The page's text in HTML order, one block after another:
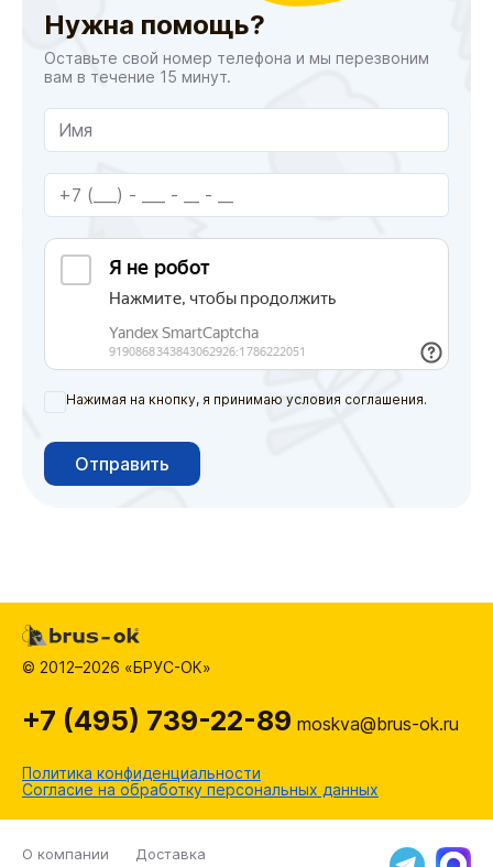
Нужна помощь?
Оставьте свой номер телефона и мы перезвоним
вам в течение 15 минут.
Нажимая на кнопку, я принимаю условия соглашения.
Отправить
© 2012–2026 «БРУС-ОК»
Политика конфиденциальности
Согласие на обработку персональных данных
+7 (495) 739-22-89 moskva@brus-ok.ru
О компании Доставка